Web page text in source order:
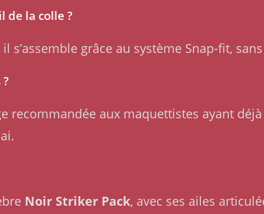
de la colle ?
s’assemble grâce au système Snap-fit,
recommandée aux maquettistes ayant
Noir Striker Pack, avec ses ailes